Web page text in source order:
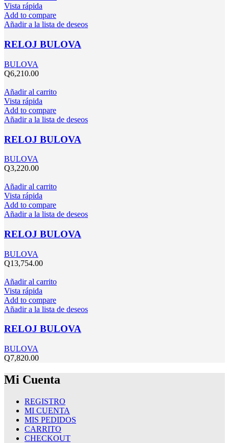
Vista rápida
Add to compare
Añadir a la lista de deseos
RELOJ BULOVA
BULOVA
Q6,210.00
Añadir al carrito
Vista rápida
Add to compare
Añadir a la lista de deseos
RELOJ BULOVA
BULOVA
Q3,220.00
Añadir al carrito
Vista rápida
Add to compare
Añadir a la lista de deseos
RELOJ BULOVA
BULOVA
Q13,754.00
Añadir al carrito
Vista rápida
Add to compare
Añadir a la lista de deseos
RELOJ BULOVA
BULOVA
Q7,820.00
Mi Cuenta
REGISTRO
MI CUENTA
MIS PEDIDOS
CARRITO
CHECKOUT